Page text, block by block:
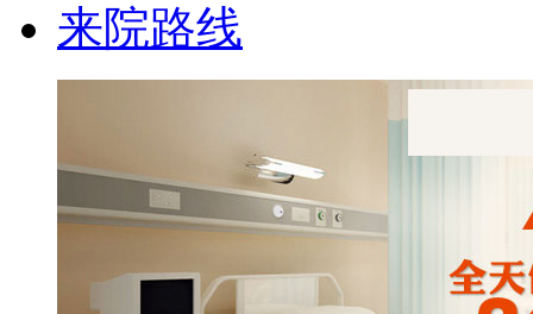
来院路线